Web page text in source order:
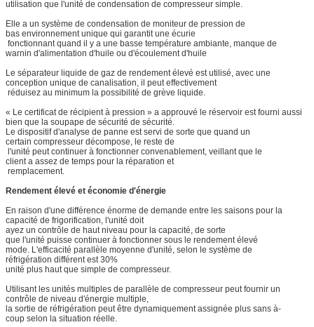
utilisation que l'unité de condensation de compresseur simple.
Elle a un système de condensation de moniteur de pression de
bas environnement unique qui garantit une écurie
fonctionnant quand il y a une basse température ambiante, manque de
warnin d'alimentation d'huile ou d'écoulement d'huile
Le séparateur liquide de gaz de rendement élevé est utilisé, avec une
conception unique de canalisation, il peut effectivement
réduisez au minimum la possibilité de grève liquide.
« Le certificat de récipient à pression » a approuvé le réservoir est fourni aussi
bien que la soupape de sécurité de sécurité.
Le dispositif d'analyse de panne est servi de sorte que quand un
certain compresseur décompose, le reste de
l'unité peut continuer à fonctionner convenablement, veillant que le
client a assez de temps pour la réparation et
remplacement.
Rendement élevé et économie d'énergie
En raison d'une différence énorme de demande entre les saisons pour la
capacité de frigorification, l'unité doit
ayez un contrôle de haut niveau pour la capacité, de sorte
que l'unité puisse continuer à fonctionner sous le rendement élevé
mode. L'efficacité parallèle moyenne d'unité, selon le système de
réfrigération différent est 30%
unité plus haut que simple de compresseur.
Utilisant les unités multiples de parallèle de compresseur peut fournir un
contrôle de niveau d'énergie multiple,
la sortie de réfrigération peut être dynamiquement assignée plus sans à-
coup selon la situation réelle.